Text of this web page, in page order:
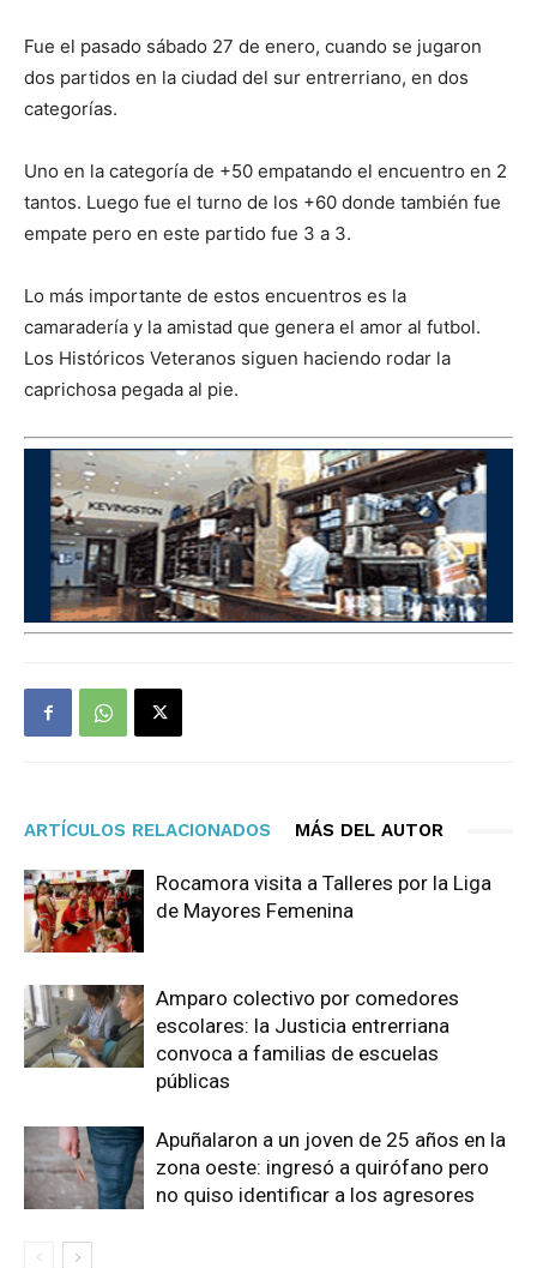
Fue el pasado sábado 27 de enero, cuando se jugaron
dos partidos en la ciudad del sur entrerriano, en dos
categorías.
Uno en la categoría de +50 empatando el encuentro en 2
tantos. Luego fue el turno de los +60 donde también fue
empate pero en este partido fue 3 a 3.
Lo más importante de estos encuentros es la
camaradería y la amistad que genera el amor al futbol.
Los Históricos Veteranos siguen haciendo rodar la
caprichosa pegada al pie.
ARTÍCULOS RELACIONADOS MÁS DEL AUTOR
Rocamora visita a Talleres por la Liga
de Mayores Femenina
Amparo colectivo por comedores
escolares: la Justicia entrerriana
convoca a familias de escuelas
públicas
Apuñalaron a un joven de 25 años en la
zona oeste: ingresó a quirófano pero
no quiso identificar a los agresores